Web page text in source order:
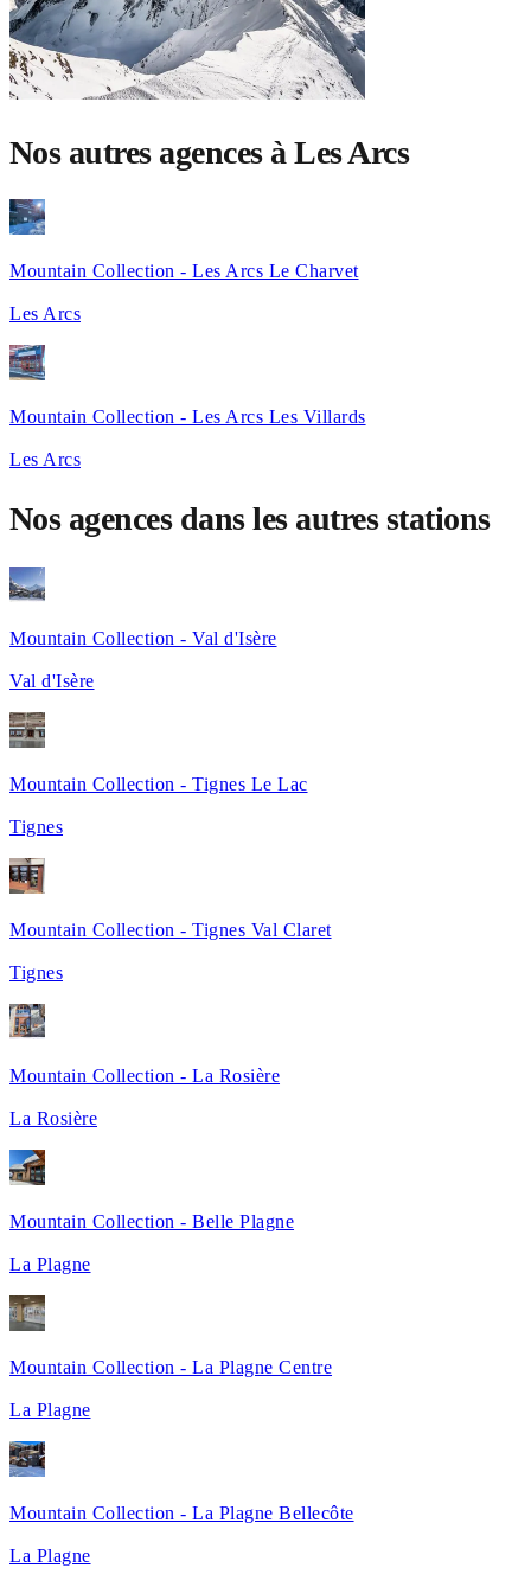
Nos autres agences à Les Arcs
Mountain Collection - Les Arcs Le Charvet
Les Arcs
Mountain Collection - Les Arcs Les Villards
Les Arcs
Nos agences dans les autres stations
Mountain Collection - Val d'Isère
Val d'Isère
Mountain Collection - Tignes Le Lac
Tignes
Mountain Collection - Tignes Val Claret
Tignes
Mountain Collection - La Rosière
La Rosière
Mountain Collection - Belle Plagne
La Plagne
Mountain Collection - La Plagne Centre
La Plagne
Mountain Collection - La Plagne Bellecôte
La Plagne